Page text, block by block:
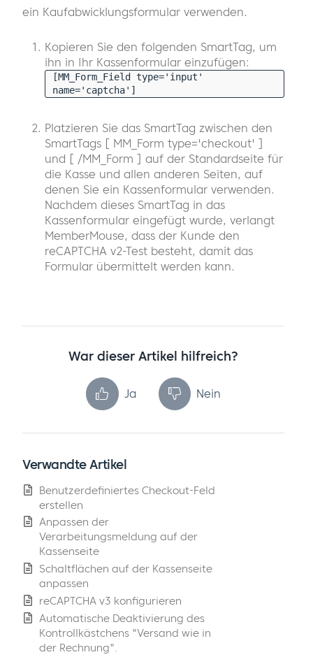
ein Kaufabwicklungsformular verwenden.
Kopieren Sie den folgenden SmartTag, um
ihn in Ihr Kassenformular einzufügen:
[MM_Form_Field type='input'
name='captcha']
Platzieren Sie das SmartTag zwischen den
SmartTags [ MM_Form type='checkout' ]
und [ /MM_Form ] auf der Standardseite für
die Kasse und allen anderen Seiten, auf
denen Sie ein Kassenformular verwenden.
Nachdem dieses SmartTag in das
Kassenformular eingefügt wurde, verlangt
MemberMouse, dass der Kunde den
reCAPTCHA v2-Test besteht, damit das
Formular übermittelt werden kann.
War dieser Artikel hilfreich?
Ja Nein
Verwandte Artikel
Benutzerdefiniertes Checkout-Feld
erstellen
Anpassen der
Verarbeitungsmeldung auf der
Kassenseite
Schaltflächen auf der Kassenseite
anpassen
reCAPTCHA v3 konfigurieren
Automatische Deaktivierung des
Kontrollkästchens "Versand wie in
der Rechnung".